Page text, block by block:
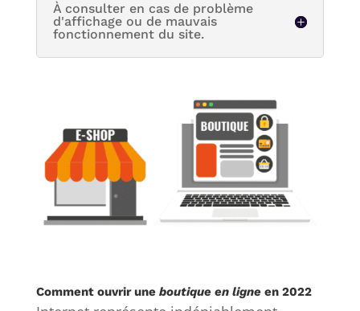
À consulter en cas de problème
d'affichage ou de mauvais
fonctionnement du site.
Comment ouvrir une boutique en ligneen 2022